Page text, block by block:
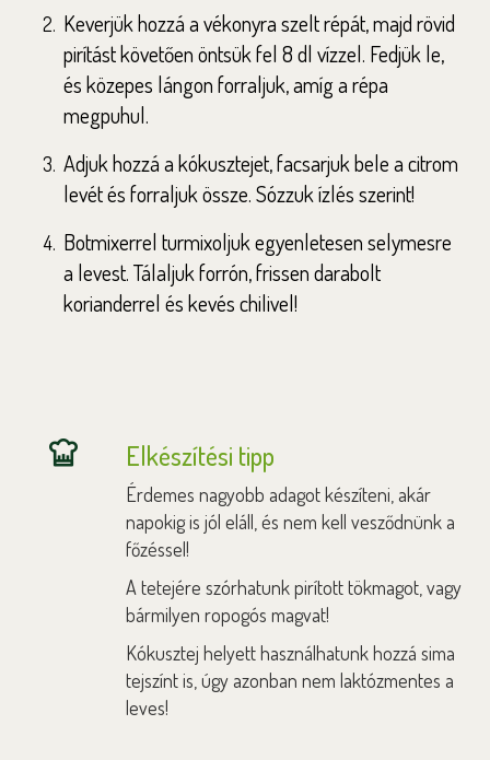
Keverjük hozzá a vékonyra szelt répát, majd rövid
pirítást követően öntsük fel 8 dl vízzel. Fedjük le,
és közepes lángon forraljuk, amíg a répa
megpuhul.
Adjuk hozzá a kókusztejet, facsarjuk bele a citrom
levét és forraljuk össze. Sózzuk ízlés szerint!
Botmixerrel turmixoljuk egyenletesen selymesre
a levest. Tálaljuk forrón, frissen darabolt
korianderrel és kevés chilivel!
Elkészítési tipp
Érdemes nagyobb adagot készíteni, akár
napokig is jól eláll, és nem kell vesződnünk a
főzéssel!
A tetejére szórhatunk pirított tökmagot, vagy
bármilyen ropogós magvat!
Kókusztej helyett használhatunk hozzá sima
tejszínt is, úgy azonban nem laktózmentes a
leves!